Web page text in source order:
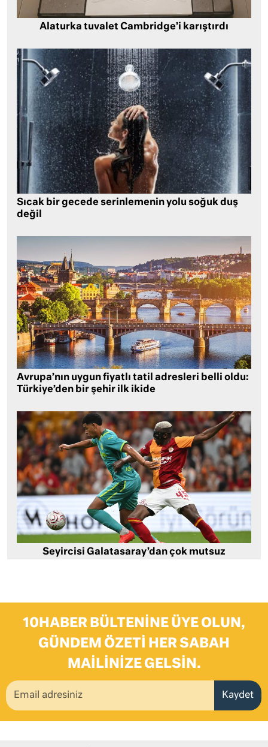
Alaturka tuvalet Cambridge’i karıştırdı
Sıcak bir gecede serinlemenin yolu soğuk duş
değil
Avrupa’nın uygun fiyatlı tatil adresleri belli oldu:
Türkiye’den bir şehir ilk ikide
Seyircisi Galatasaray’dan çok mutsuz
10HABER BÜLTENINE ÜYE OLUN,
GÜNDEM ÖZETI HER SABAH
MAILINIZE GELSIN.
Kaydet